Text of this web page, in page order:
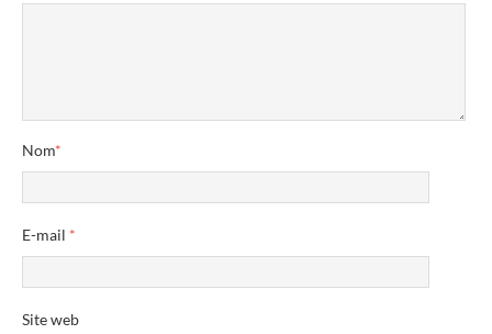
Nom*
E-mail *
Site web